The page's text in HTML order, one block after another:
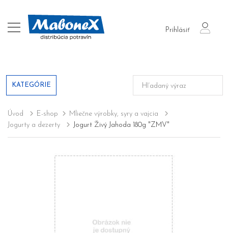
Prihlásiť
login
KATEGÓRIE
Úvod E-shop
Mliečne výrobky, syry a vajcia
Jogurty a dezerty
Jogurt Živý Jahoda 180g "ZMV"